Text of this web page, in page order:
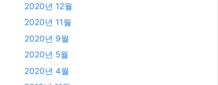
2020년 12월
2020년 11월
2020년 9월
2020년 5월
2020년 4월